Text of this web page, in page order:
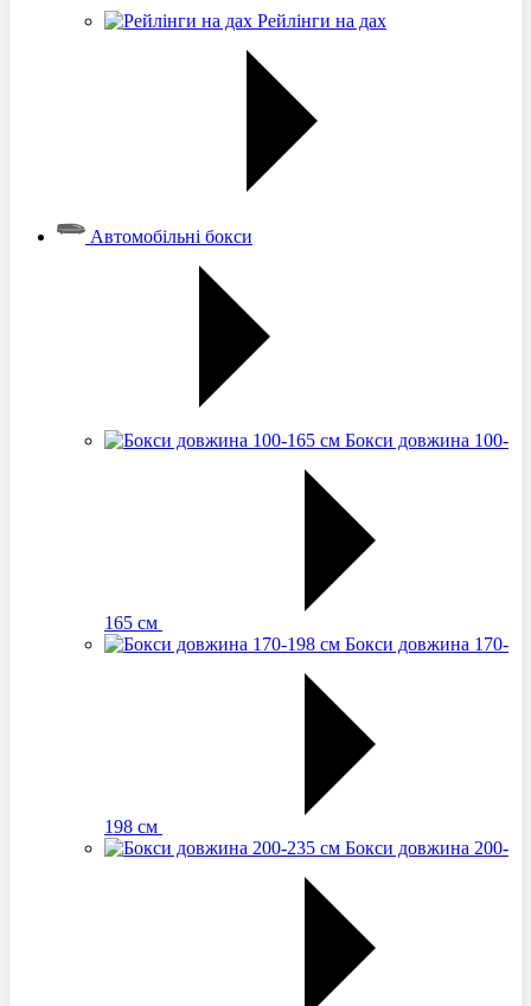
Рейлінги на дах
Автомобільні бокси
Бокси довжина 100-
165 см
Бокси довжина 170-
198 см
Бокси довжина 200-